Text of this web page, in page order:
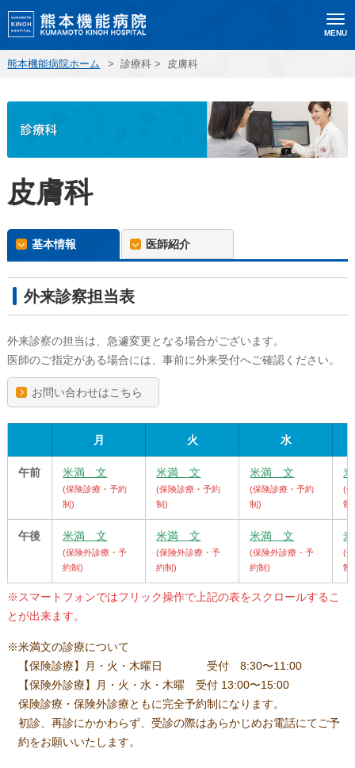
MENU
熊本機能病院ホーム > 診療科 > 皮膚科
皮膚科
基本情報 医師紹介
外来診察担当表
外来診察の担当は、急遽変更となる場合がございます。
医師のご指定がある場合には、事前に外来受付へご確認ください。
お問い合わせはこちら
月 火 水
午前 米満 文
(保険診療・予約
制)
米満 文
(保険診療・予約
制)
米満 文
(保険診療・予約
制)
(
制)
午後 米満 文
(保険外診療・予
約制)
米満 文
(保険外診療・予
約制)
米満 文
(保険外診療・予
約制)
(
制)
※スマートフォンではフリック操作で上記の表をスクロールするこ
とが出来ます。
米満文の診療について
【保険診療】月・火・木曜日受付
8:30〜11:00
【保険外診療】月・火・水・木曜受付 13:00〜15:00
保険診療・保険外診療ともに完全予約制になります。
初診、再診にかかわらず、受診の際はあらかじめお電話にてご予
約をお願いいたします。